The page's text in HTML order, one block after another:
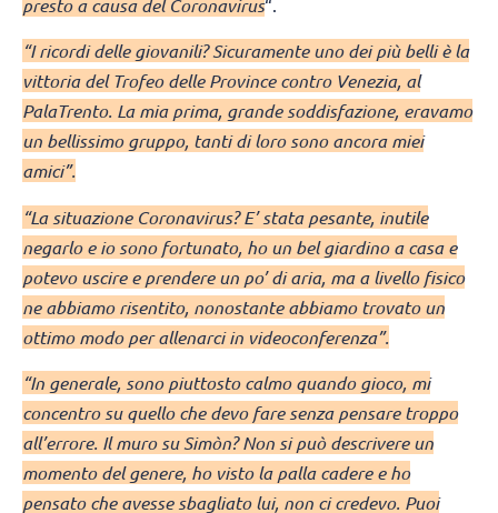
presto a causa del Coronavirus
“I ricordi delle giovanili? Sicuramente uno dei più belli è la
vittoria del Trofeo delle Province contro Venezia, al
PalaTrento. La mia prima, grande soddisfazione, eravamo
un bellissimo gruppo, tanti di loro sono ancora miei
amici”.
“La situazione Coronavirus? E’ stata pesante, inutile
negarlo e io sono fortunato, ho un bel giardino a casa e
potevo uscire e prendere un po’ di aria, ma a livello fisico
ne abbiamo risentito, nonostante abbiamo trovato un
ottimo modo per allenarci in videoconferenza”.
“In generale, sono piuttosto calmo quando gioco, mi
concentro su quello che devo fare senza pensare troppo
all’errore. Il muro su Simòn? Non si può descrivere un
momento del genere, ho visto la palla cadere e ho
pensato che avesse sbagliato lui, non ci credevo. Puoi